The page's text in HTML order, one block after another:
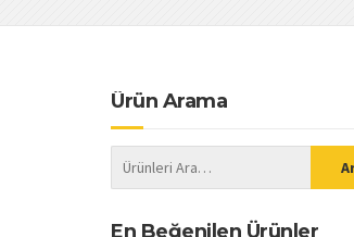
Ürün Arama
En Beğenilen Ürünler